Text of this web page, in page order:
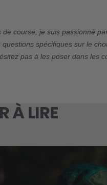
course, je suis passionné
spécifiques sur le
pas à les poser dans les
À LIRE